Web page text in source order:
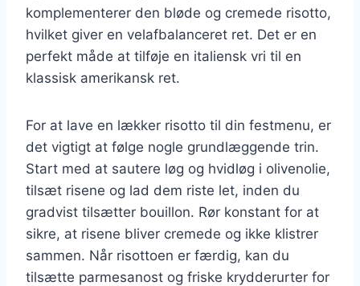
komplementerer den bløde og cremede risotto,
hvilket giver en velafbalanceret ret. Det er en
perfekt måde at tilføje en italiensk vri til en
klassisk amerikansk ret.
For at lave en lækker risotto til din festmenu, er
det vigtigt at følge nogle grundlæggende trin.
Start med at sautere løg og hvidløg i olivenolie,
tilsæt risene og lad dem riste let, inden du
gradvist tilsætter bouillon. Rør konstant for at
sikre, at risene bliver cremede og ikke klistrer
sammen. Når risottoen er færdig, kan du
tilsætte parmesanost og friske krydderurter for